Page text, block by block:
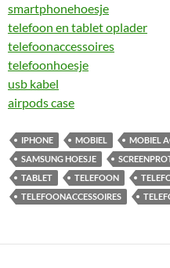
smartphonehoesje
telefoon en tablet oplader
telefoonaccessoires
telefoonhoesje
usb kabel
airpods case
IPHONE MOBIEL MOBIEL
SAMSUNG HOESJE
TABLET
TELEFOON
TELEFOONACCESSOIRES